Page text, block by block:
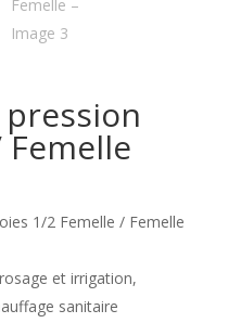
pression
1/2 Femelle / Femelle
et irrigation,
sanitaire